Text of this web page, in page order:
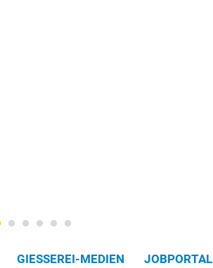
GIESSEREI-MEDIEN JOBPORTAL